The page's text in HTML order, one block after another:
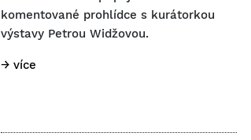
komentované prohlídce s kurátorkou
výstavy Petrou Widžovou.
→ více